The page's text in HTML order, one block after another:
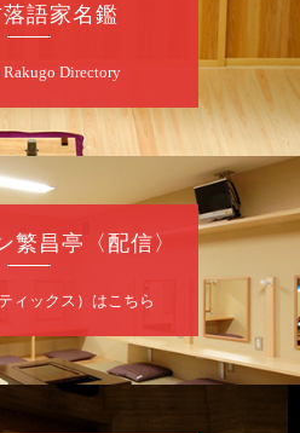
太郎／桂かい枝※／けんたと
漫才）※／笑福亭三喬／桂米二
之輔／林家染団治／渡辺あきら
グ）／笑福亭松枝（※…配信は
）
配信あり
日（月）
奮闘落語会 八月席
落語家名鑑
Rakugo Directory
繁昌亭〈配信〉
ィックス）はこちら